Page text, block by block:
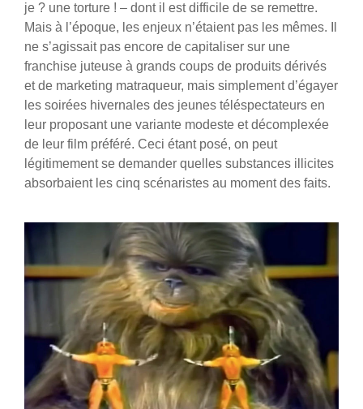
je ? une torture ! – dont il est difficile de se remettre.
Mais à l’époque, les enjeux n’étaient pas les mêmes. Il
ne s’agissait pas encore de capitaliser sur une
franchise juteuse à grands coups de produits dérivés
et de marketing matraqueur, mais simplement d’égayer
les soirées hivernales des jeunes téléspectateurs en
leur proposant une variante modeste et décomplexée
de leur film préféré. Ceci étant posé, on peut
légitimement se demander quelles substances illicites
absorbaient les cinq scénaristes au moment des faits.